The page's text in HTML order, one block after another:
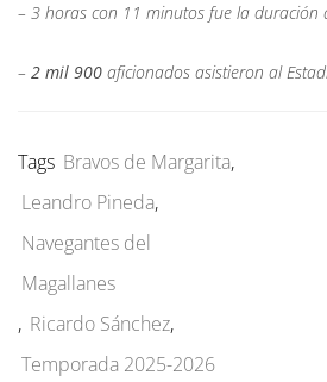
– 3 horas con 11 minutos fue la duración
– 2 mil 900 aficionados asistieron al
Tags Bravos de Margarita,
Leandro Pineda,
Navegantes del
Magallanes
, Ricardo Sánchez,
Temporada 2025-2026